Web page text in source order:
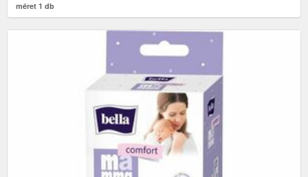
méret 1 db